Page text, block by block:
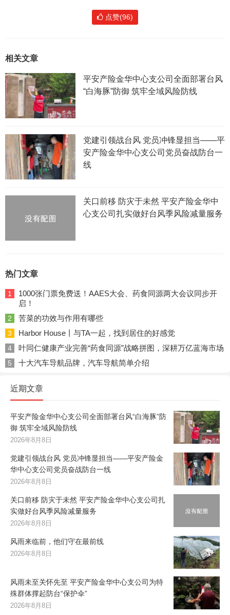
点赞(96)
相关文章
平安产险金华中心支公司全面部署台风
“白海豚”防御 筑牢全域风险防线
党建引领战台风 党员冲锋显担当——平
安产险金华中心支公司党员奋战防台一
线
关口前移 防灾于未然 平安产险金华中
心支公司扎实做好台风季风险减量服务
热门文章
1
1000张门票免费送！AAES大会、药食同源两大会议同步开
启！
2 苦菜的功效与作用有哪些
3 Harbor House丨与TA一起，找到居住的好感觉
4 叶同仁健康产业完善“药食同源”战略拼图，深耕万亿蓝海市场
5 十大汽车导航品牌，汽车导航简单介绍
近期文章
平安产险金华中心支公司全面部署台风“白海豚”防
御 筑牢全域风险防线
2026年8月8日
党建引领战台风 党员冲锋显担当——平安产险金
华中心支公司党员奋战防台一线
2026年8月8日
关口前移 防灾于未然 平安产险金华中心支公司扎
实做好台风季风险减量服务
2026年8月8日
风雨来临前，他们守在最前线
2026年8月8日
风雨未至关怀先至 平安产险金华中心支公司为特
殊群体撑起防台“保护伞”
2026年8月8日